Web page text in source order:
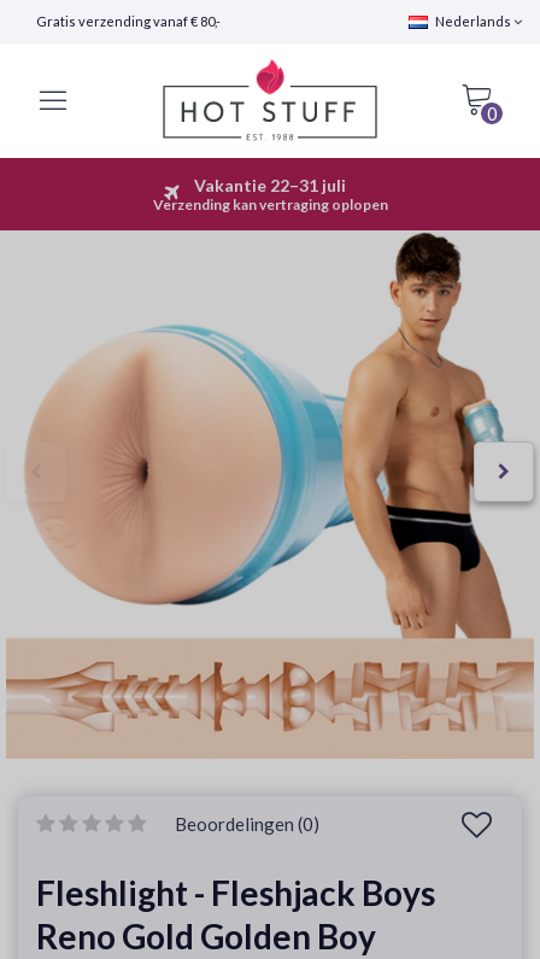
Gratis verzending vanaf € 80,- Nederlands
0
Snelle Verzending (24 uur)
Vakantie 22–31 juli
Verzending kan vertraging oplopen
Beoordelingen (0)
Fleshlight - Fleshjack Boys
Reno Gold Golden Boy